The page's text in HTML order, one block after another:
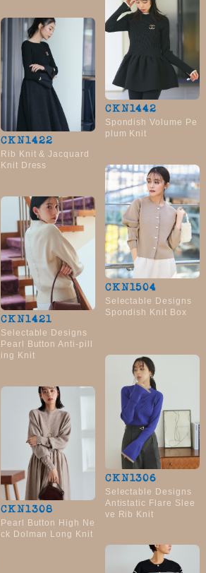
CKN1422
Rib Knit & Jacquard
Knit Dress
CKN1442
Spondish Volume Pe
plum Knit
CKN1421
Selectable Designs
Pearl Button Anti-pill
ing Knit
CKN1504
Selectable Designs
Spondish Knit Box
CKN1308
Pearl Button High Ne
ck Dolman Long Knit
CKN1306
Selectable Designs
Antistatic Flare Slee
ve Rib Knit